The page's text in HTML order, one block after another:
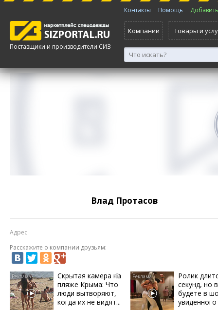
Поставщики и производители СИЗ
Контакты Помощь
Компании Товары и
Влад Протасов
Адрес
Расскажите о компании друзьям:
i
Скрытая камера на
пляже Крыма: Что
люди вытворяют,
когда их не видят...
Ролик
секунд, но
будете в
увиденного